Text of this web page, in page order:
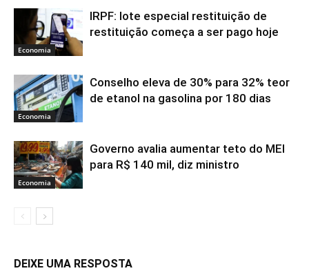
Economia
IRPF: lote especial restituição de
restituição começa a ser pago hoje
Economia
Conselho eleva de 30% para 32% teor
de etanol na gasolina por 180 dias
Economia
Governo avalia aumentar teto do MEI
para R$ 140 mil, diz ministro
DEIXE UMA RESPOSTA